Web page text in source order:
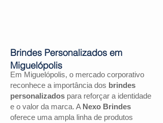
Em Miguelópolis, o mercado corporativo
reconhece a importância dos brindes
personalizados para reforçar a identidade
e o valor da marca. A Nexo Brindes
oferece uma ampla linha de produtos
Brindes Personalizados em
Miguelópolis